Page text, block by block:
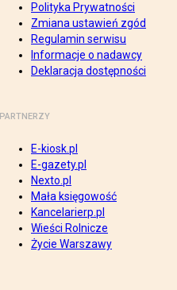
Polityka Prywatności
Zmiana ustawień zgód
Regulamin serwisu
Informacje o nadawcy
Deklaracja dostępności
PARTNERZY
E-kiosk.pl
E-gazety.pl
Nexto.pl
Mała księgowość
Kancelarierp.pl
Wieści Rolnicze
Życie Warszawy